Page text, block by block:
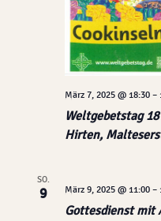
Weltgebetstag
Hirten,
März 7, 2025 @ 18:30–
SO.
9
Gottesdienst mit
März 9, 2025 @ 11:00–